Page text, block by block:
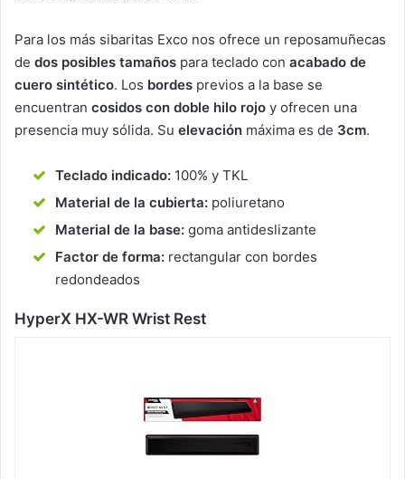
Para los más sibaritas Exco nos ofrece un reposamuñecas
de dos posibles tamaños para teclado con acabado de
cuero sintético. Los bordes previos a la base se
encuentran cosidos con doble hilo rojo y ofrecen una
presencia muy sólida. Su elevación máxima es de 3cm.
Teclado indicado: 100% y TKL
Material de la cubierta: poliuretano
Material de la base: goma antideslizante
Factor de forma: rectangular con bordes
redondeados
HyperX HX-WR Wrist Rest